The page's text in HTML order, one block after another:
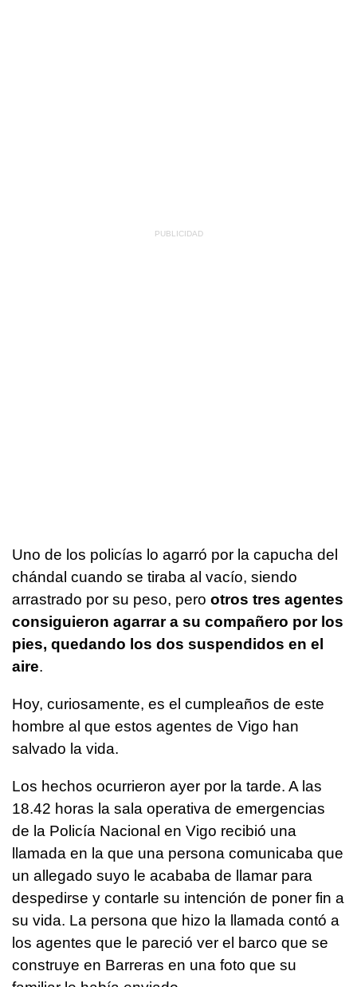
Uno de los policías lo agarró por la capucha del
chándal cuando se tiraba al vacío, siendo
arrastrado por su peso, pero otros tres agentes
consiguieron agarrar a su compañero por los
pies, quedando los dos suspendidos en el
aire.
Hoy, curiosamente, es el cumpleaños de este
hombre al que estos agentes de Vigo han
salvado la vida.
Los hechos ocurrieron ayer por la tarde. A las
18.42 horas la sala operativa de emergencias
de la Policía Nacional en Vigo recibió una
llamada en la que una persona comunicaba que
un allegado suyo le acababa de llamar para
despedirse y contarle su intención de poner fin a
su vida. La persona que hizo la llamada contó a
los agentes que le pareció ver el barco que se
construye en Barreras en una foto que su